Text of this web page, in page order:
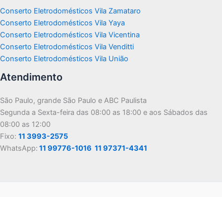
Conserto Eletrodomésticos Vila Zamataro
Conserto Eletrodomésticos Vila Yaya
Conserto Eletrodomésticos Vila Vicentina
Conserto Eletrodomésticos Vila Venditti
Conserto Eletrodomésticos Vila União
Atendimento
São Paulo, grande São Paulo e ABC Paulista
Segunda a Sexta-feira das 08:00 as 18:00 e aos Sábados das
08:00 as 12:00
Fixo: 11 3993-2575
WhatsApp: 11 99776-1016 11 97371-4341